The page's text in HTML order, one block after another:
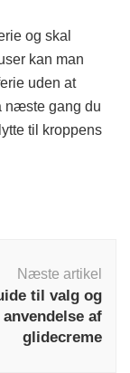
og skal
kan man
uden at
næste gang du
til kroppens
Næste artikel
til valg og
anvendelse af
glidecreme